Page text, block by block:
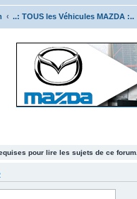
..: TOUS les Véhicules MAZDA :..
pour lire les sujets de ce forum.